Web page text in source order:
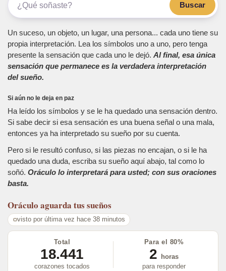
Buscar
Un suceso, un objeto, un lugar, una persona... cada uno tiene su
propia interpretación. Lea los símbolos uno a uno, pero tenga
presente la sensación que cada uno le dejó. Al final, esa única
sensación que permanece es la verdadera interpretación
del sueño.
Si aún no le deja en paz
Ha leído los símbolos y se le ha quedado una sensación dentro.
Si sabe decir si esa sensación es una buena señal o una mala,
entonces ya ha interpretado su sueño por su cuenta.
Pero si le resultó confuso, si las piezas no encajan, o si le ha
quedado una duda, escriba su sueño aquí abajo, tal como lo
soñó. Oráculo lo interpretará para usted; con sus oraciones
basta.
Oráculo aguarda tus sueños
visto por última vez hace 38 minutos
Total
18.441
corazones tocados
Para el 80%
2
horas
para responder